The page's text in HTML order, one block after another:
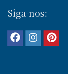
Siga-nos: